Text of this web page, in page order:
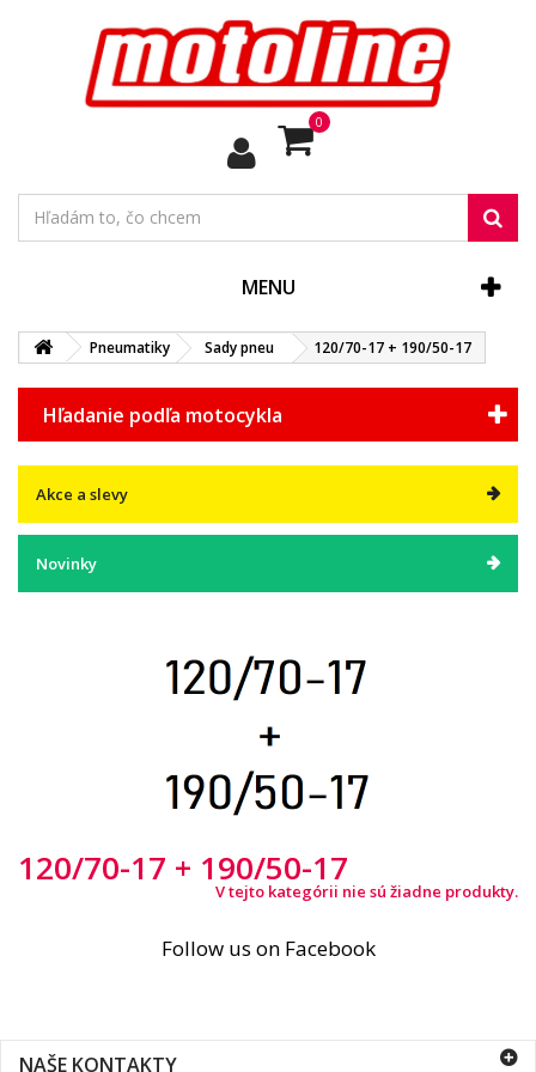
0
MENU
Pneumatiky Sady pneu 120/70-17 + 190/50-17
Hľadanie podľa motocykla
Akce a slevy
Novinky
120/70-17 + 190/50-17
V tejto kategórii nie sú žiadne produkty.
Follow us on Facebook
NAŠE KONTAKTY